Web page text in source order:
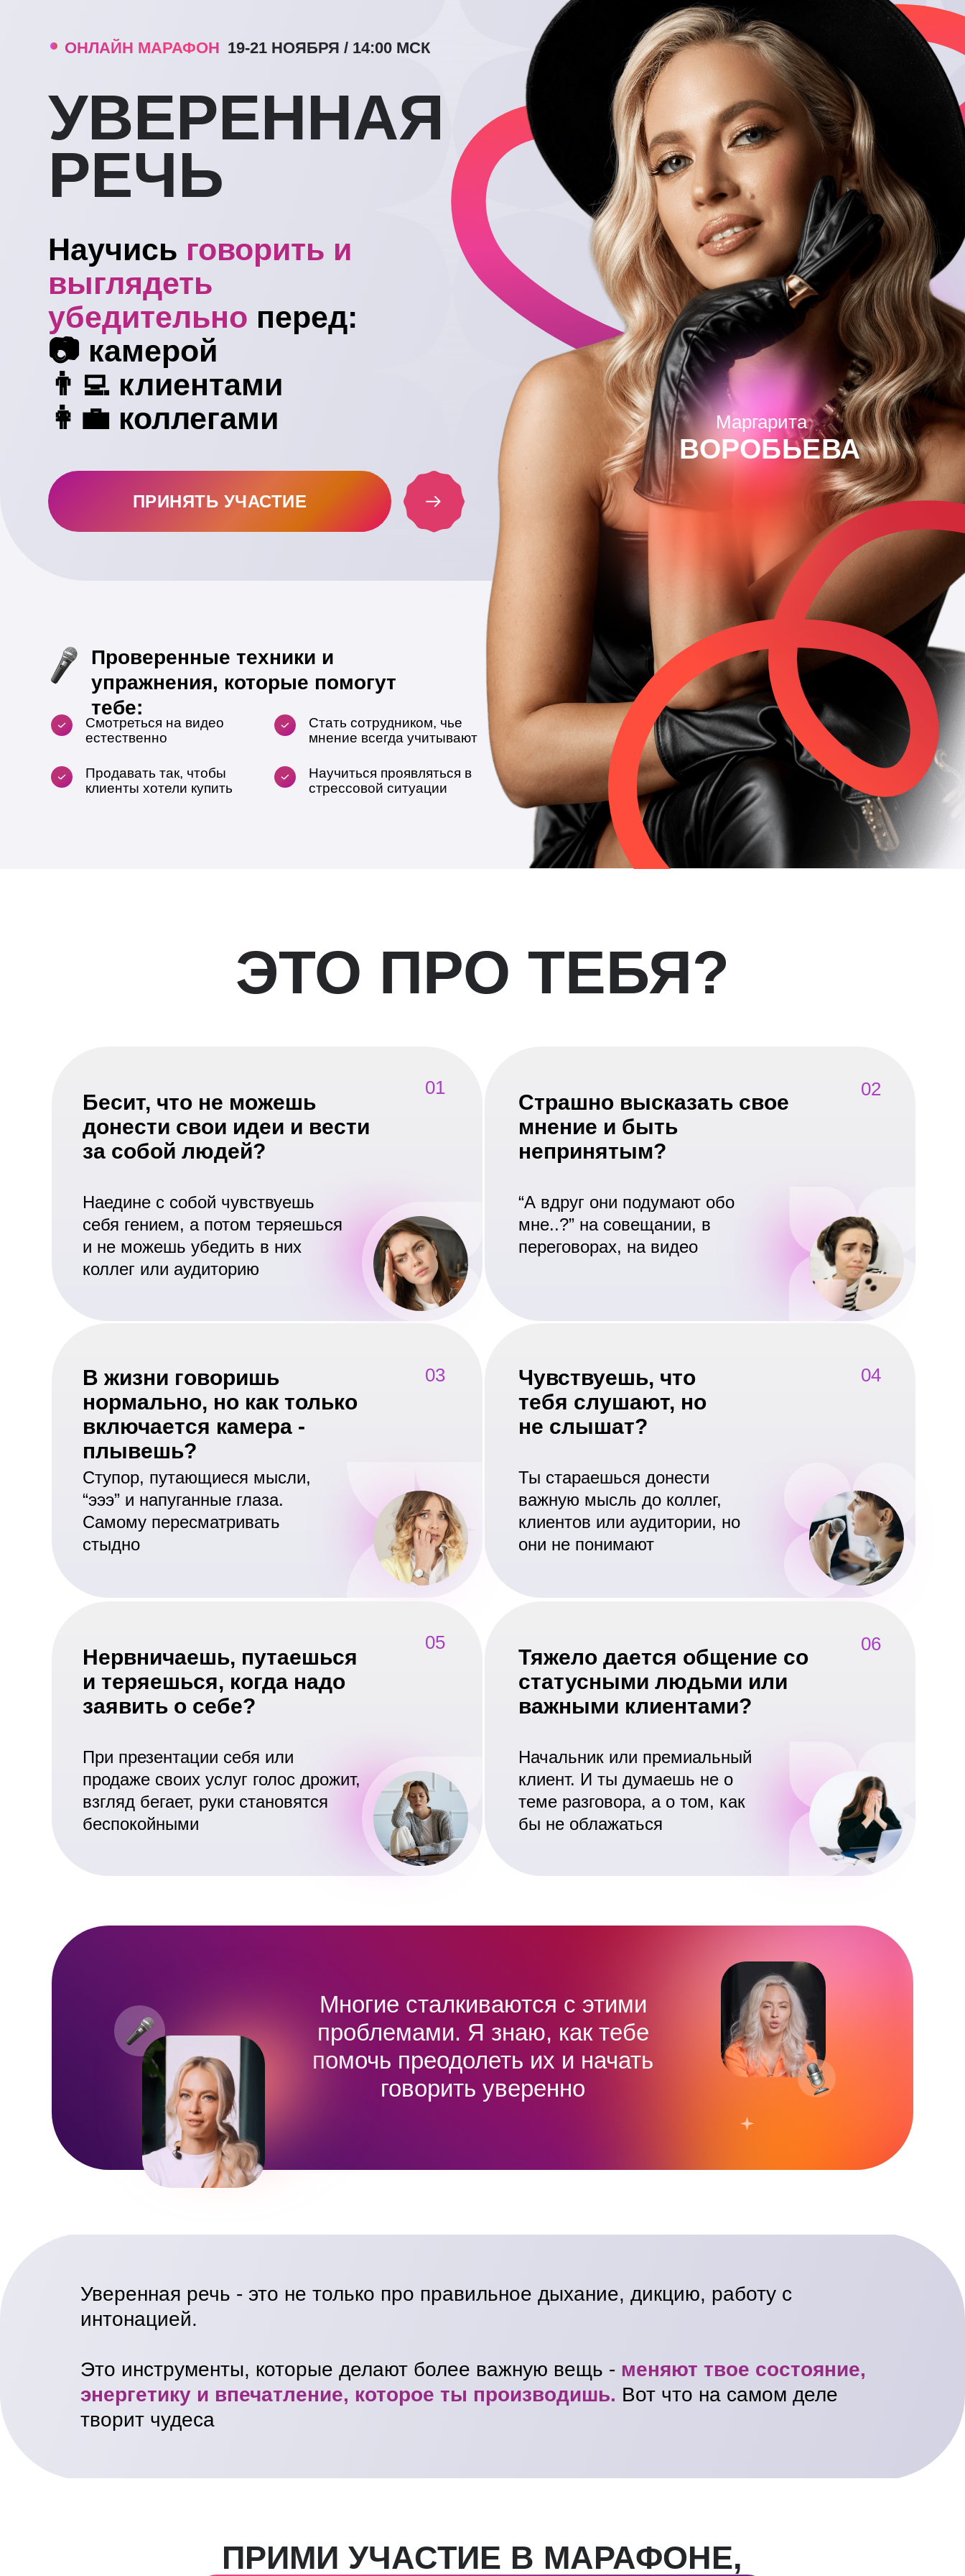
Маргарита
ВОРОБЬЕВА
ПРИНЯТЬ УЧАСТИЕ
Научись говорить и
выглядеть
убедительно перед:
📷 камерой
👨‍💻 клиентами
👩‍💼 коллегами
Проверенные техники и
упражнения, которые помогут
тебе:
ОНЛАЙН МАРАФОН
РЕЧЬ
УВЕРЕННАЯ
19-21 НОЯБРЯ / 14:00 МСК
Смотреться на видео
естественно
Стать сотрудником, чье
мнение всегда учитывают
Продавать так, чтобы
клиенты хотели купить
Научиться проявляться в
стрессовой ситуации
ЭТО ПРО ТЕБЯ?
Бесит, что не можешь
донести свои идеи и вести
за собой людей?
01
Наедине с собой чувствуешь
себя гением, а потом теряешься
и не можешь убедить в них
коллег или аудиторию
Страшно высказать свое
мнение и быть
непринятым?
02
“А вдруг они подумают обо
мне..?” на совещании, в
переговорах, на видео
В жизни говоришь
нормально, но как только
включается камера -
плывешь?
03
Ступор, путающиеся мысли,
“эээ” и напуганные глаза.
Cамому пересматривать
стыдно
Чувствуешь, что
тебя слушают, но
не слышат?
04
Ты стараешься донести
важную мысль до коллег,
клиентов или аудитории, но
они не понимают
Многие сталкиваются с этими
проблемами. Я знаю, как тебе
помочь преодолеть их и начать
говорить уверенно
Тяжело дается общение со
статусными людьми или
важными клиентами?
06
Начальник или премиальный
клиент. И ты думаешь не о
теме разговора, а о том, как
бы не облажаться
Нервничаешь, путаешься
и теряешься, когда надо
заявить о себе?
05
При презентации себя или
продаже своих услуг голос дрожит,
взгляд бегает, руки становятся
беспокойными
Уверенная речь - это не только про правильное дыхание, дикцию, работу с
интонацией.
Это инструменты, которые делают более важную вещь - меняют твое состояние,
энергетику и впечатление, которое ты производишь. Вот что на самом деле
творит чудеса
ПРИМИ УЧАСТИЕ В МАРАФОНЕ,